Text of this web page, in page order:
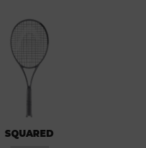
SQUARED